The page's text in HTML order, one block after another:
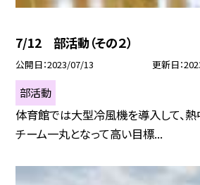
7/12 部活動（その２）
公開日 2023/07/13 更新日
部活動
体育館では大型冷風機を導入して、熱
チーム一丸となって高い目標...